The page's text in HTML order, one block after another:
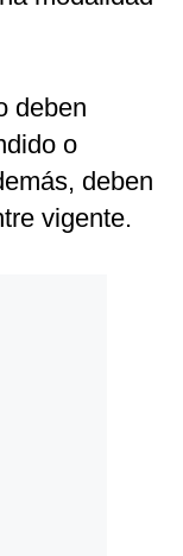
deben
o
deben
vigente.